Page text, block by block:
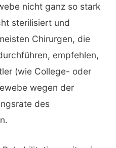
nicht ganz so stark
sterilisiert und
Chirurgen, die
empfehlen,
(wie College- oder
wegen der
des